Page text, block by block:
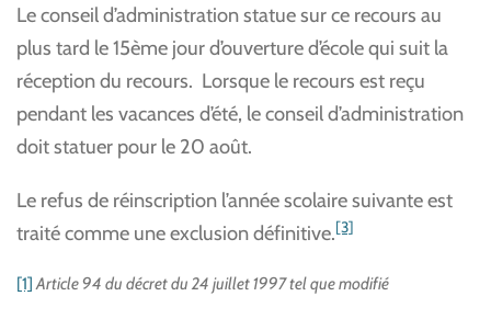
Le conseil d’administration statue sur ce recours au
plus tard le 15ème jour d’ouverture d’école qui suit la
réception du recours. Lorsque le recours est reçu
pendant les vacances d’été, le conseil d’administration
doit statuer pour le 20 août.
Le refus de réinscription l’année scolaire suivante est
traité comme une exclusion définitive.[3]
[1]Article 94 du décret du 24 juillet 1997 tel que modifié